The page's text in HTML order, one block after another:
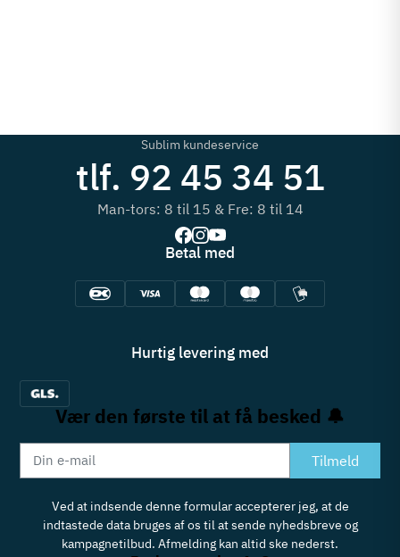
Sublim kundeservice
tlf. 92 45 34 51
Man-tors: 8 til 15 & Fre: 8 til 14
Betal med
Hurtig levering med
Vær den første til at få besked 🔔
Tilmeld
Ved at indsende denne formular accepterer jeg, at de
indtastede data bruges af os til at sende nyhedsbreve og
kampagnetilbud. Afmelding kan altid ske nederst.